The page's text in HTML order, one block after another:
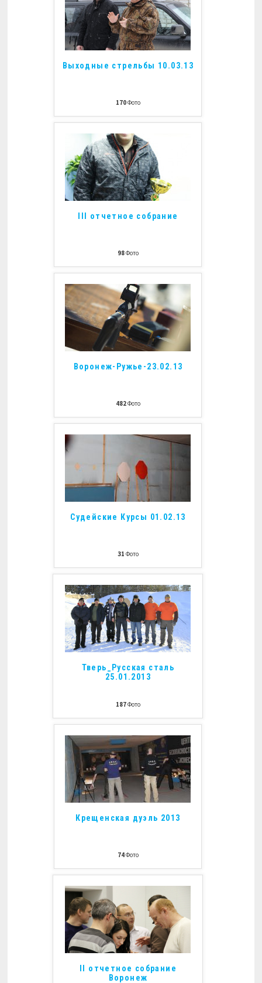
Выходные стрельбы 10.03.13
170Фото
III отчетное собрание
98Фото
Воронеж-Ружье-23.02.13
482Фото
Судейские Курсы 01.02.13
31 Фото
Тверь_Русская сталь
25.01.2013
187Фото
Крещенская дуэль 2013
74Фото
II отчетное собрание
Воронеж